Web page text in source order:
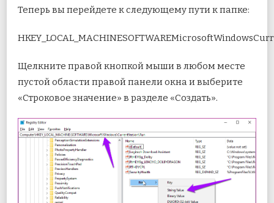
Теперь вы перейдете к следующему пути к папке:
Щелкните правой кнопкой мыши в любом месте
пустой области правой панели окна и выберите
«Строковое значение» в разделе «Создать».